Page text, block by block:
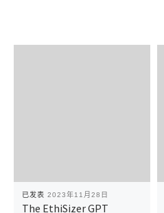
已发表 2023年11月28日
The EthiSizer GPT